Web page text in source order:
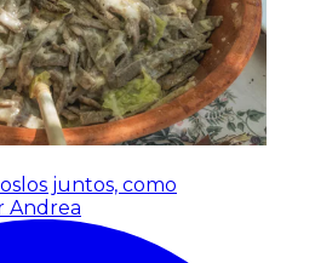
juntos, como
Andrea